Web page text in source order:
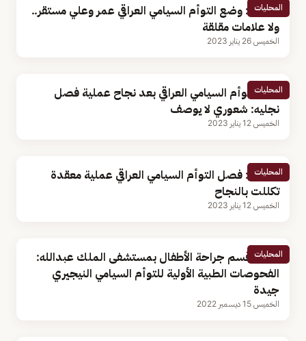
المحليات
الربيعة: وضع التوأم السيامي العراقي عمر وعلي مستقر..
ولا علامات مقلقة
الخميس 26 يناير 2023
المحليات
والد التوأم السيامي العراقي بعد نجاح عملية فصل
نجليه: شعوري لا يوصف
الخميس 12 يناير 2023
المحليات
الربيعة: فصل التوأم السيامي العراقي عملية معقدة
تكللت بالنجاح
الخميس 12 يناير 2023
المحليات
رئيس قسم جراحة الأطفال بمستشفى الملك عبدالله:
الفحوصات الطبية الأولية للتوأم السيامي النيجيري
جيدة
الخميس 15 ديسمبر 2022